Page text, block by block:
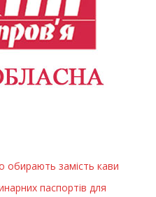
обирають замість кави
паспортів для